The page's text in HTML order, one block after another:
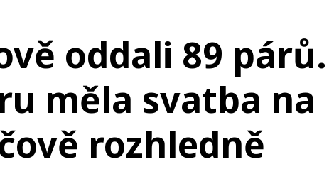
oddali 89 párů.
měla svatba na
rozhledně